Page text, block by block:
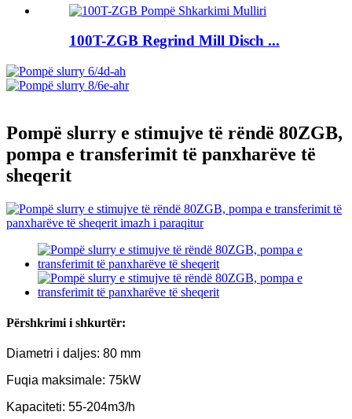
100T-ZGB Regrind Mill Disch ...
Pompë slurry e stimujve të rëndë 80ZGB,
pompa e transferimit të panxharëve të
sheqerit
Përshkrimi i shkurtër:
Diametri i daljes: 80 mm
Fuqia maksimale: 75kW
Kapaciteti: 55-204m3/h